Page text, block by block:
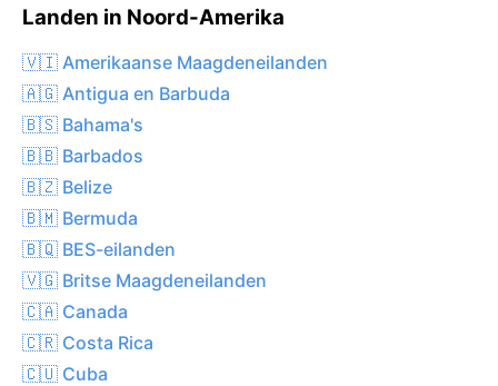
Landen in Noord-Amerika
🇻🇮 Amerikaanse Maagdeneilanden
🇦🇬 Antigua en Barbuda
🇧🇸 Bahama's
🇧🇧 Barbados
🇧🇿 Belize
🇧🇲 Bermuda
🇧🇶 BES-eilanden
🇻🇬 Britse Maagdeneilanden
🇨🇦 Canada
🇨🇷 Costa Rica
🇨🇺 Cuba